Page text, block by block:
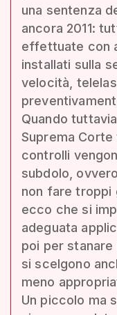
una sentenza
ancora 2011:
effettuate con
installati sulla
velocità,
Quando
Suprema
controlli
subdolo,
non fare troppi
ecco che si
adeguata
poi per
si scelgono
meno
Un piccolo ma